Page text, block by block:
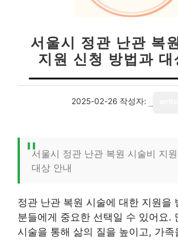
서울시 정관 난관 복
지원 신청 방법과 대
2025-02-26 작성자:
서울시 정관 난관 복원 시술비 지
대상 안내
정관 난관 복원 시술에 대한 지원을
분들에게 중요한 선택일 수 있어요.
시술을 통해 삶의 질을 높이고, 가족